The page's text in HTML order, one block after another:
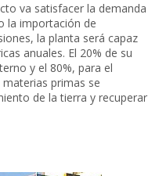
va satisfacer la demanda
la importación de
la planta será capaz
anuales. El 20% de su
y el 80%, para el
primas se
de la tierra y recuperar